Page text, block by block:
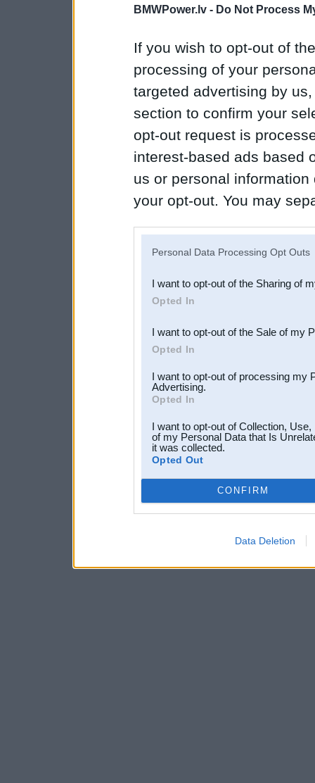
BMWPower.lv - Do Not Process
If you wish to opt-out of
processing of your
targeted advertising by
section to confirm your
opt-out request is
interest-based ads based
us or personal
your opt-out. You may
Downstream Participants
third parties.
Personal Data Processing Opt Outs
I want to opt-out of the Sharing of
Opted In
I want to opt-out of the Sale of my
Opted In
I want to opt-out of processing my
Advertising.
Opted In
I want to opt-out of Collection,
of my Personal Data that Is
it was collected.
Opted Out
CONFIRM
Data Deletion